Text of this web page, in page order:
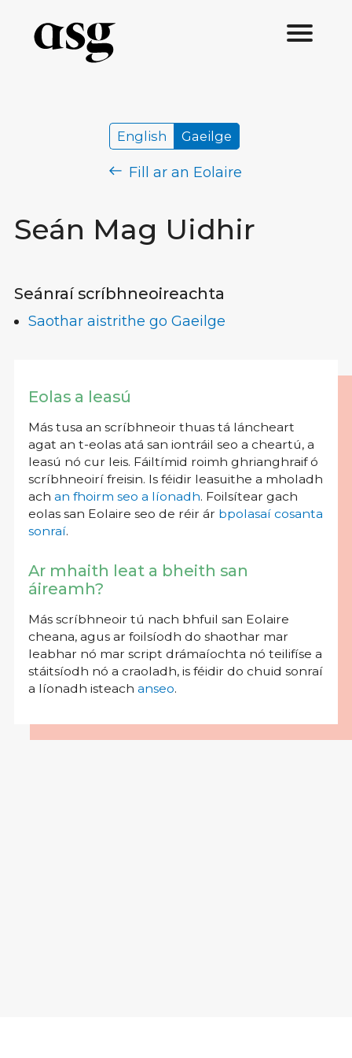
Seán Mag Uidhir
English Gaeilge
Fill ar an Eolaire
Seánraí scríbhneoireachta
Saothar aistrithe go Gaeilge
Eolas a leasú
Más tusa an scríbhneoir thuas tá láncheart
agat an t-eolas atá san iontráil seo a cheartú, a
leasú nó cur leis. Fáiltímid roimh ghrianghraif ó
scríbhneoirí freisin. Is féidir leasuithe a mholadh
ach an fhoirm seo a líonadh. Foilsítear gach
eolas san Eolaire seo de réir ár bpolasaí cosanta
sonraí.
Ar mhaith leat a bheith san
áireamh?
Más scríbhneoir tú nach bhfuil san Eolaire
cheana, agus ar foilsíodh do shaothar mar
leabhar nó mar script drámaíochta nó teilifíse a
stáitsíodh nó a craoladh, is féidir do chuid sonraí
a líonadh isteach anseo.